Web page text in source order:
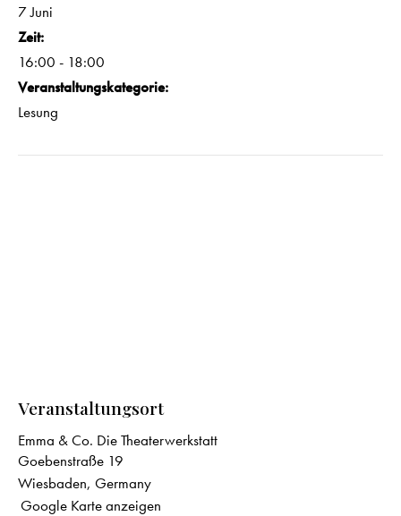
7 Juni
Zeit:
16:00 - 18:00
Veranstaltungskategorie:
Lesung
Veranstaltungsort
Emma & Co. Die Theaterwerkstatt
Goebenstraße 19
Wiesbaden, Germany
Google Karte anzeigen